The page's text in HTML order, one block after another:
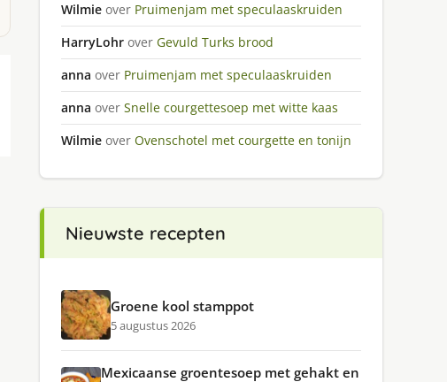
Wilmie over Pruimenjam met speculaaskruiden
HarryLohr over Gevuld Turks brood
anna over Pruimenjam met speculaaskruiden
anna over Snelle courgettesoep met witte kaas
Wilmie over Ovenschotel met courgette en tonijn
Nieuwste recepten
Groene kool stamppot
5 augustus 2026
Mexicaanse groentesoep met gehakt en